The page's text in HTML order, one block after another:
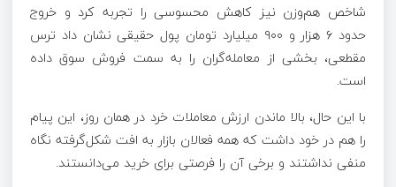
شاخص هم‌وزن نیز کاهش محسوسی را تجربه کرد و خروج
حدود ۶ هزار و ۹۰۰ میلیارد تومان پول حقیقی نشان داد ترس
مقطعی، بخشی از معامله‌گران را به سمت فروش سوق داده
است.
با این حال، بالا ماندن ارزش معاملات خرد در همان روز، این پیام
را هم در خود داشت که همه فعالان بازار به افت شکل‌گرفته نگاه
منفی نداشتند و برخی آن را فرصتی برای خرید می‌دانستند.